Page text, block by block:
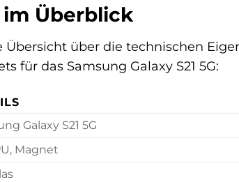
im Überblick
über die technischen
für das Samsung Galaxy S21 5G:
Galaxy S21 5G
Magnet